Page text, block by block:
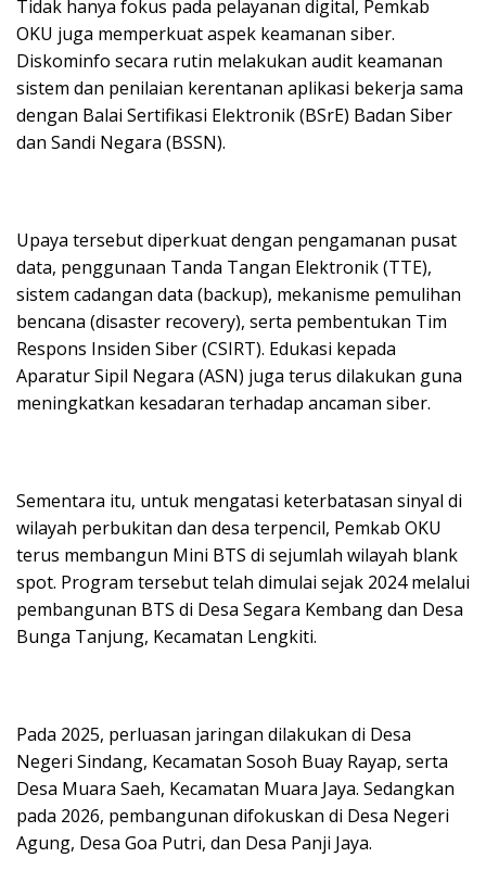
Tidak hanya fokus pada pelayanan digital, Pemkab
OKU juga memperkuat aspek keamanan siber.
Diskominfo secara rutin melakukan audit keamanan
sistem dan penilaian kerentanan aplikasi bekerja sama
dengan Balai Sertifikasi Elektronik (BSrE) Badan Siber
dan Sandi Negara (BSSN).
Upaya tersebut diperkuat dengan pengamanan pusat
data, penggunaan Tanda Tangan Elektronik (TTE),
sistem cadangan data (backup), mekanisme pemulihan
bencana (disaster recovery), serta pembentukan Tim
Respons Insiden Siber (CSIRT). Edukasi kepada
Aparatur Sipil Negara (ASN) juga terus dilakukan guna
meningkatkan kesadaran terhadap ancaman siber.
Sementara itu, untuk mengatasi keterbatasan sinyal di
wilayah perbukitan dan desa terpencil, Pemkab OKU
terus membangun Mini BTS di sejumlah wilayah blank
spot. Program tersebut telah dimulai sejak 2024 melalui
pembangunan BTS di Desa Segara Kembang dan Desa
Bunga Tanjung, Kecamatan Lengkiti.
Pada 2025, perluasan jaringan dilakukan di Desa
Negeri Sindang, Kecamatan Sosoh Buay Rayap, serta
Desa Muara Saeh, Kecamatan Muara Jaya. Sedangkan
pada 2026, pembangunan difokuskan di Desa Negeri
Agung, Desa Goa Putri, dan Desa Panji Jaya.